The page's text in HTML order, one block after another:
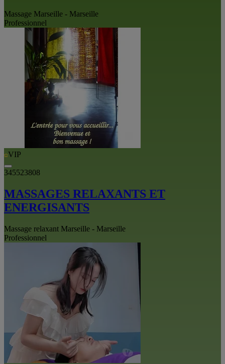
Massage Marseille - Marseille
Professionnel
VIP
345523808
MASSAGES RELAXANTS ET
ENERGISANTS
Massage relaxant Marseille - Marseille
Professionnel